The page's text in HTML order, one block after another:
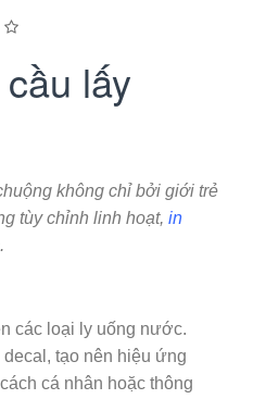
lấy
không chỉ bởi giới trẻ
tùy chỉnh linh hoạt, in
các loại ly uống nước.
tạo nên hiệu ứng
cá nhân hoặc thông